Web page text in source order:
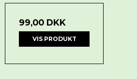
99,00 DKK
VIS PRODUKT